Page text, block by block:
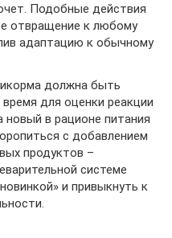
Подобные действия
отвращение к любому
адаптацию к обычному
должна быть
для оценки реакции
новый в рационе питания
с добавлением
продуктов –
системе
и привыкнуть к